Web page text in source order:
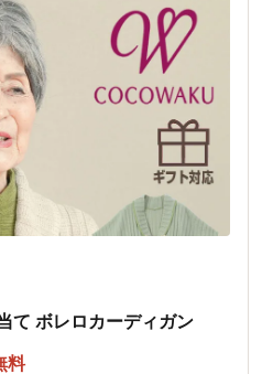
て ボレロカーディガン
料